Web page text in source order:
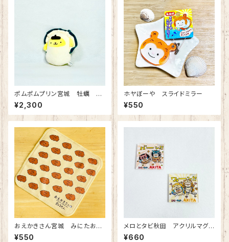
ポムポムプリン宮城 牡蠣 B
Cマスコット
¥2,300
ホヤぼーや スライドミラー
¥550
おえかきさん宮城 みにたおる
（ぎゅうたん）
¥550
メロとタビ秋田 アクリルマグ
ネット
¥660